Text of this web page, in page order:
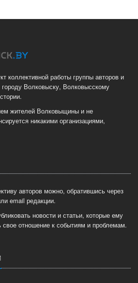
коллективной работы группы авторов и
Волковыску, Волковысскому
жителей Волковыщины и не
никакими организациями,
авторов можно, обратившись через
email редакции.
новости и статьи, которые ему
свое отношение к событиям и проблемам.